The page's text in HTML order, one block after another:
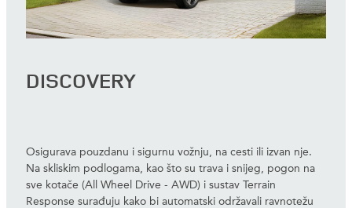
DISCOVERY
Osigurava pouzdanu i sigurnu vožnju, na cesti ili izvan nje.
Na skliskim podlogama, kao što su trava i snijeg, pogon na
sve kotače (All Wheel Drive - AWD) i sustav Terrain
Response surađuju kako bi automatski održavali ravnotežu